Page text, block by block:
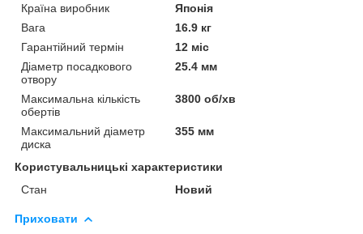
Країна виробник
Японія
Вага
16.9 кг
Гарантійний термін
12 міс
Діаметр посадкового
отвору
25.4 мм
Максимальна кількість
обертів
3800 об/хв
Максимальний діаметр
диска
355 мм
Користувальницькі характеристики
Стан
Новий
Приховати